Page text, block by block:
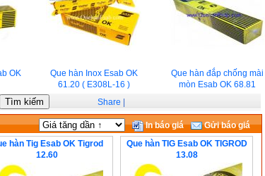
OK
Que hàn Inox Esab OK
61.20 ( E308L-16 )
Que hàn đắp chống mài
mòn Esab OK 68.81
Share
In báo giá
Gửi báo giá
hàn Tig Esab OK Tigrod
12.60
Que hàn TIG Esab OK TIGROD
13.08